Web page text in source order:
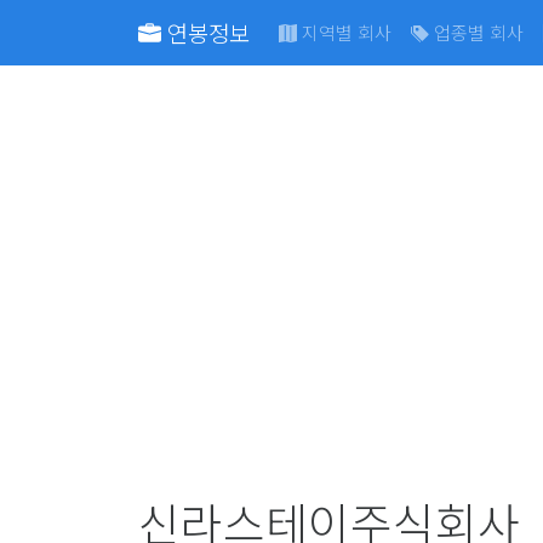
연봉정보 지역별 회사 업종별 회사
신라스테이주식회사